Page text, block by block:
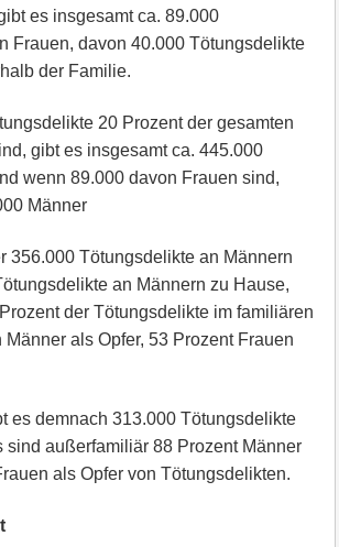
es insgesamt ca. 89.000
Frauen, davon 40.000 Tötungsdelikte
der Familie.
20 Prozent der gesamten
gibt es insgesamt ca. 445.000
wenn 89.000 davon Frauen sind,
Männer
356.000 Tötungsdelikte an Männern
an Männern zu Hause,
der Tötungsdelikte im familiären
Männer als Opfer, 53 Prozent Frauen
es demnach 313.000 Tötungsdelikte
sind außerfamiliär 88 Prozent Männer
als Opfer von Tötungsdelikten.